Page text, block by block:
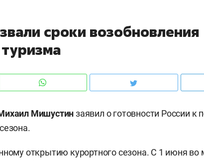
сроки возобновления
Мишустинзаявил о готовности России к
открытию курортного сезона. С 1 июня во